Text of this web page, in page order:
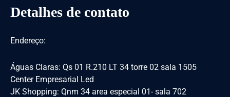
Detalhes de contato
Endereço:
Águas Claras: Qs 01 R.210 LT 34 torre 02 sala 1505
Center Empresarial Led
JK Shopping: Qnm 34 area especial 01- sala 702